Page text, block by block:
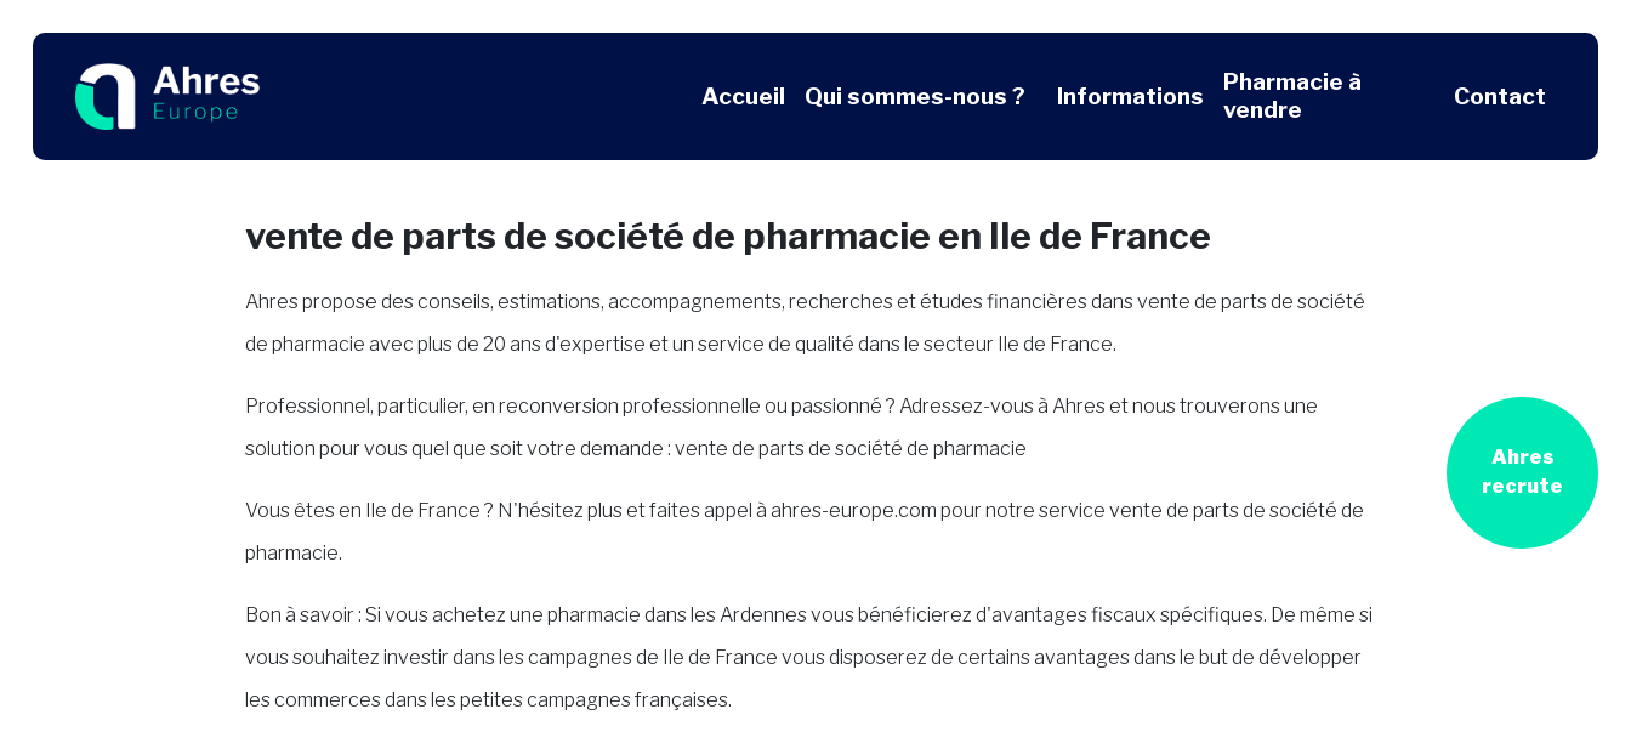
Accueil Qui sommes-nous ? Informations
Pharmacie à
vendre
Contact
Ahres
recrute
vente de parts de société de pharmacie en Ile de France
Ahres propose des conseils, estimations, accompagnements, recherches et études financières dans vente de parts de société
de pharmacie avec plus de 20 ans d'expertise et un service de qualité dans le secteur Ile de France.
Professionnel, particulier, en reconversion professionnelle ou passionné ? Adressez-vous à Ahres et nous trouverons une
solution pour vous quel que soit votre demande : vente de parts de société de pharmacie
Vous êtes en Ile de France ? N'hésitez plus et faites appel à ahres-europe.com pour notre service vente de parts de société de
pharmacie.
Bon à savoir : Si vous achetez une pharmacie dans les Ardennes vous bénéficierez d'avantages fiscaux spécifiques. De même si
vous souhaitez investir dans les campagnes de Ile de France vous disposerez de certains avantages dans le but de développer
les commerces dans les petites campagnes françaises.